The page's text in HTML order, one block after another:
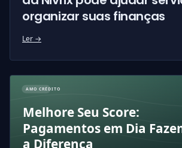
organizar suas finanças
Ler →